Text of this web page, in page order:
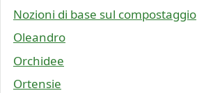
Nozioni di base sul compostaggio
Oleandro
Orchidee
Ortensie